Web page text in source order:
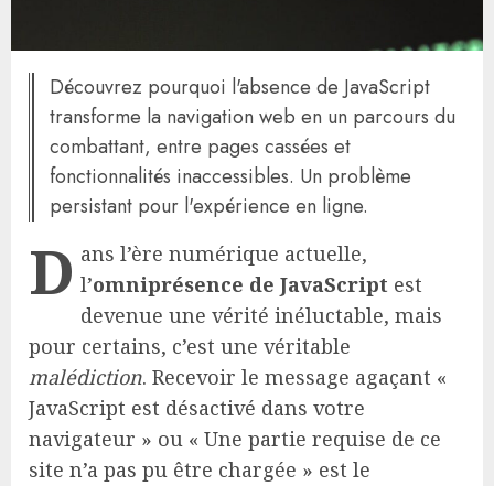
Découvrez pourquoi l'absence de JavaScript
transforme la navigation web en un parcours du
combattant, entre pages cassées et
fonctionnalités inaccessibles. Un problème
persistant pour l'expérience en ligne.
D ans l’ère numérique actuelle,
l’omniprésence de JavaScript est
devenue une vérité inéluctable, mais
pour certains, c’est une véritable
malédiction. Recevoir le message agaçant «
JavaScript est désactivé dans votre
navigateur » ou « Une partie requise de ce
site n’a pas pu être chargée » est le